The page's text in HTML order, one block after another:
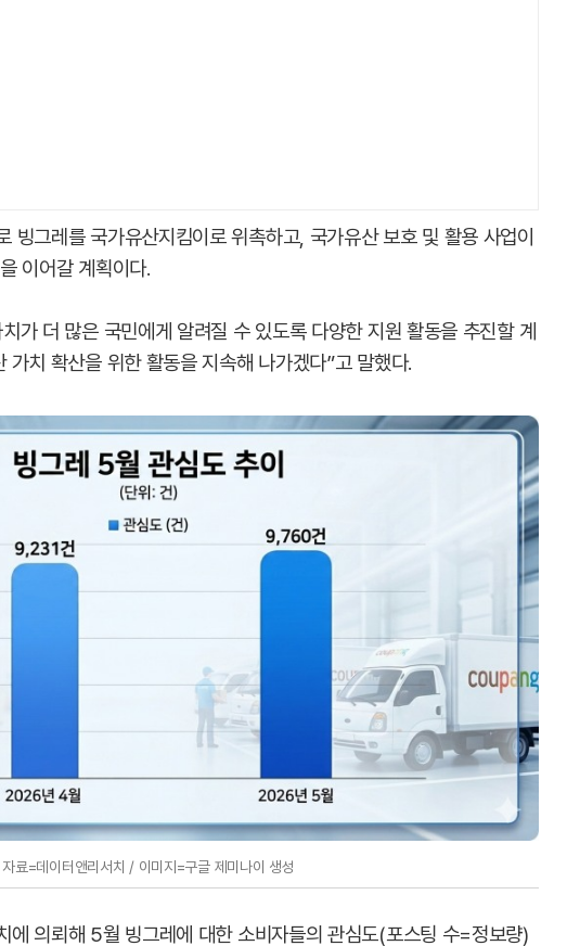
빙그레를 국가유산지킴이로 위촉하고, 국가유산 보호 및 활용 사업이
이어갈 계획이다.
가 더 많은 국민에게 알려질 수 있도록 다양한 지원 활동을 추진할 계
가치 확산을 위한 활동을 지속해 나가겠다”고 말했다.
자료=데이터앤리서치 / 이미지=구글 제미나이 생성
에 의뢰해 5월 빙그레에 대한 소비자들의 관심도(포스팅 수=정보량)